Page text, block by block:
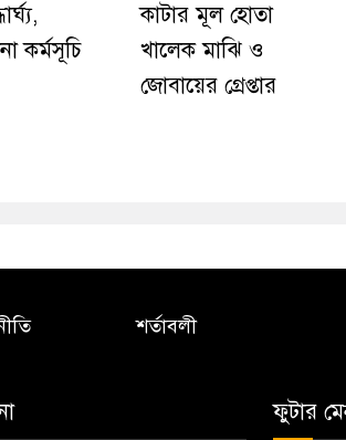
কর্মসূচি
কাটার মূল হোতা
খালেক মাঝি ও
জোবায়ের গ্রেপ্তার
শর্তাবলী
ফুটার